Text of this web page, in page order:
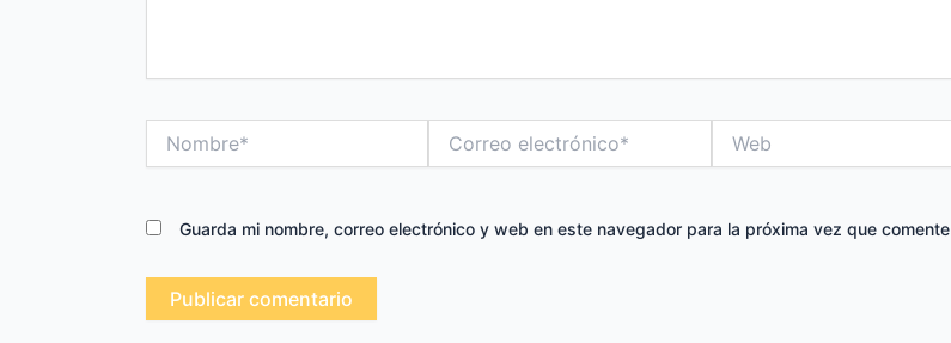
electrónico*
Guarda mi nombre, correo electrónico y web en este navegador para la próxima vez que